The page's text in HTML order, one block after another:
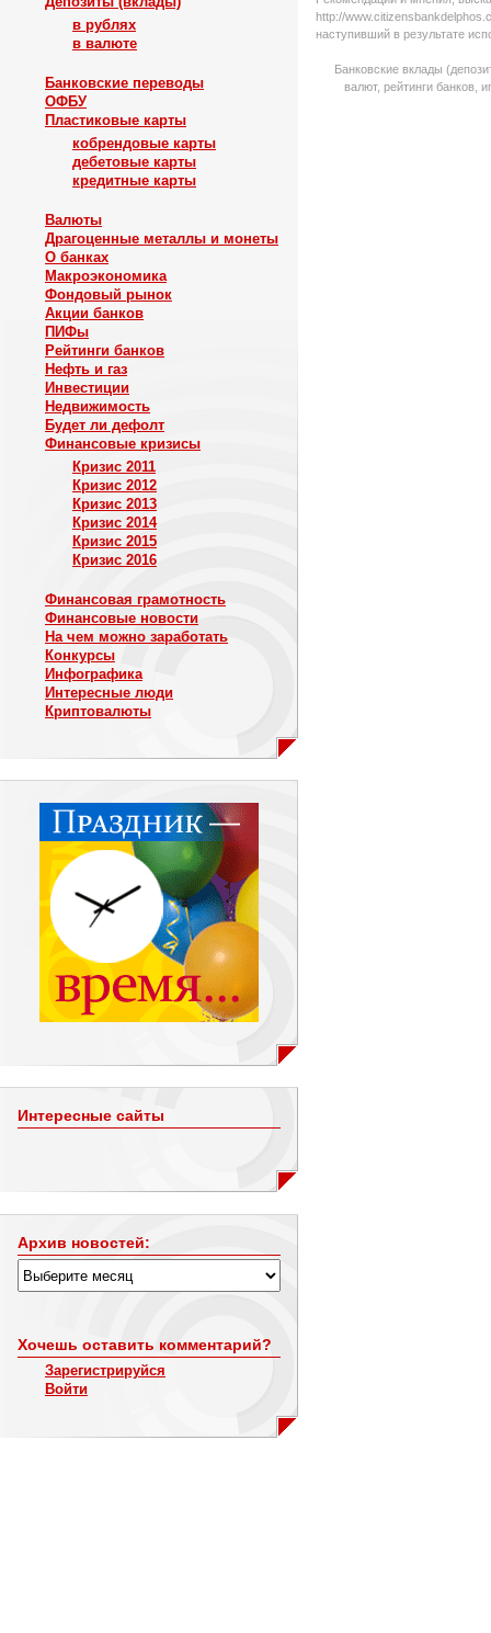
в рублях
в валюте
Банковские переводы
ОФБУ
Пластиковые карты
кобрендовые карты
дебетовые карты
кредитные карты
Валюты
Драгоценные металлы и монеты
О банках
Макроэкономика
Фондовый рынок
Акции банков
ПИФы
Рейтинги банков
Нефть и газ
Инвестиции
Недвижимость
Будет ли дефолт
Финансовые кризисы
Кризис 2011
Кризис 2012
Кризис 2013
Кризис 2014
Кризис 2015
Кризис 2016
Финансовая грамотность
Финансовые новости
На чем можно заработать
Конкурсы
Инфографика
Интересные люди
Криптовалюты
Интересные сайты
Архив новостей:
Хочешь оставить комментарий?
Зарегистрируйся
Войти
http://
наступивший в результате
Банковские вклады
валют, рейтинги банков,